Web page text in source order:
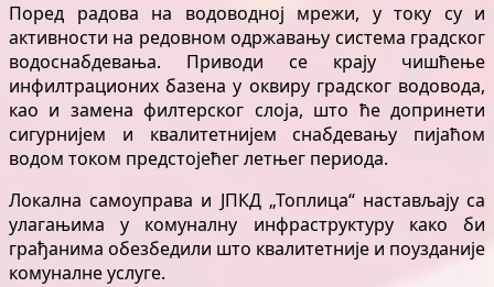
Поред радова на водоводној мрежи, у току су и
активности на редовном одржавању система градског
водоснабдевања. Приводи се крају чишћење
инфилтрационих базена у оквиру градског водовода,
као и замена филтерског слоја, што ће допринети
сигурнијем и квалитетнијем снабдевању пијаћом
водом током предстојећег летњег периода.
Локална самоуправа и ЈПКД „Топлица“ настављају са
улагањима у комуналну инфраструктуру како би
грађанима обезбедили што квалитетније и поузданије
комуналне услуге.